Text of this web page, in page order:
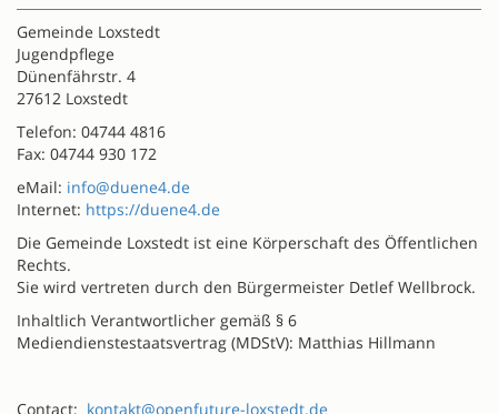
Gemeinde Loxstedt
Jugendpflege
Dünenfährstr. 4
27612 Loxstedt
Telefon: 04744 4816
Fax: 04744 930 172
eMail: info@duene4.de
Internet: https://duene4.de
Die Gemeinde Loxstedt ist eine Körperschaft des Öffentlichen
Rechts.
Sie wird vertreten durch den Bürgermeister Detlef Wellbrock.
Inhaltlich Verantwortlicher gemäß § 6
Mediendienstestaatsvertrag (MDStV): Matthias Hillmann
Contact: kontakt@openfuture-loxstedt.de